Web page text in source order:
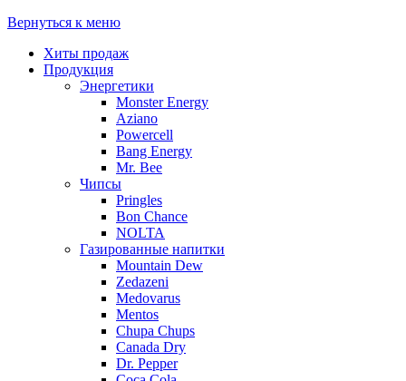
Вернуться к меню
Хиты продаж
Продукция
Энергетики
Monster Energy
Aziano
Powercell
Bang Energy
Mr. Bee
Чипсы
Pringles
Bon Chance
NOLTA
Газированные напитки
Mountain Dew
Zedazeni
Medovarus
Mentos
Chupa Chups
Canada Dry
Dr. Pepper